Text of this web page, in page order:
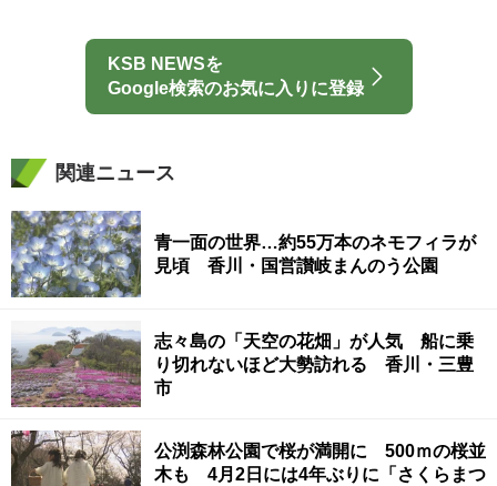
KSB NEWSを
Google検索のお気に入りに登録
関連ニュース
青一面の世界…約55万本のネモフィラが
見頃 香川・国営讃岐まんのう公園
志々島の「天空の花畑」が人気 船に乗
り切れないほど大勢訪れる 香川・三豊
市
公渕森林公園で桜が満開に 500ｍの桜並
木も 4月2日には4年ぶりに「さくらまつ